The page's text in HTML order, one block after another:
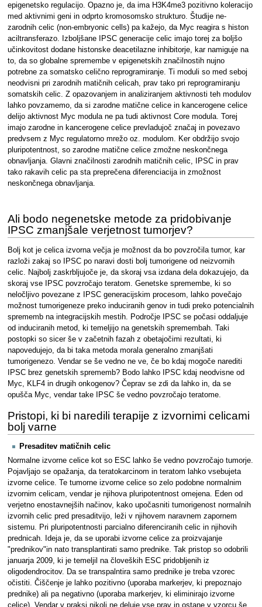
epigenetsko regulacijo. Opazno je, da ima H3K4me3 pozitivno koleracijo
med aktivnimi geni in odprto kromosomsko strukturo. Študije ne-
zarodnih celic (non-embryonic cells) pa kažejo, da Myc reagira s histon
aciltransferazo. Izboljšane IPSC generacije celic imajo torej za boljšo
učinkovitost dodane histonske deacetilazne inhibitorje, kar namiguje na
to, da so globalne spremembe v epigenetskih značilnostih nujno
potrebne za somatsko celično reprogramiranje. Ti moduli so med seboj
neodvisni pri zarodnih matičnih celicah, prav tako pri reprogramiranju
somatskih celic. Z opazovanjem in analiziranjem aktivnosti teh modulov
lahko povzamemo, da si zarodne matične celice in kancerogene celice
delijo aktivnost Myc modula ne pa tudi aktivnost Core modula. Torej
imajo zarodne in kancerogene celice prevladujoč značaj in povezavo
predvsem z Myc regulatorno mrežo oz. modulom. Ker obdržijo svojo
pluripotentnost, so zarodne matične celice zmožne neskončnega
obnavljanja. Glavni značilnosti zarodnih matičnih celic, IPSC in prav
tako rakavih celic pa sta preprečena diferenciacija in zmožnost
neskončnega obnavljanja.
Ali bodo negenetske metode za pridobivanje
IPSC zmanjšale verjetnost tumorjev?
Bolj kot je celica izvorna večja je možnost da bo povzročila tumor, kar
razloži zakaj so IPSC po naravi dosti bolj tumorigene od neizvornih
celic. Najbolj zaskrbljujoče je, da skoraj vsa izdana dela dokazujejo, da
skoraj vse IPSC povzročajo teratom. Genetske spremembe, ki so
neločljivo povezane z IPSC generacijskim procesom, lahko povečajo
možnost tumorigeneze preko induciranih genov in tudi preko potencialnih
sprememb na integracijskih mestih. Področje IPSC se počasi oddaljuje
od induciranih metod, ki temeljijo na genetskih spremembah. Taki
postopki so sicer še v začetnih fazah z obetajočimi rezultati, ki
napovedujejo, da bi taka metoda morala generalno zmanjšati
tumorigenezo. Vendar se še vedno ne ve, če bo kdaj mogoče narediti
IPSC brez genetskih sprememb? Bodo lahko IPSC kdaj neodvisne od
Myc, KLF4 in drugih onkogenov? Čeprav se zdi da lahko in, da se
opušča Myc, vendar take IPSC še vedno povzročajo teratome.
Pristopi, ki bi naredili terapije z izvornimi celicami
bolj varne
Presaditev matičnih celic
Normalne izvorne celice kot so ESC lahko še vedno povzročajo tumorje.
Pojavljajo se opažanja, da teratokarcinom in teratom lahko vsebujeta
izvorne celice. Te tumorne izvorne celice so zelo podobne normalnim
izvornim celicam, vendar je njihova pluripotentnost omejena. Eden od
verjetno enostavnejših načinov, kako upočasniti tumorigenost normalnih
izvornih celic pred presaditvijo, leži v njihovem naravnem zapornem
sistemu. Pri pluripotentnosti parcialno diferenciranih celic in njihovih
prednicah. Ideja je, da se uporabi izvorne celice za proizvajanje
"prednikov"in nato transplantirati samo prednike. Tak pristop so odobrili
januarja 2009, ki je temeljil na človeških ESC pridobljenih iz
oligodendrocitov. Da se transpalntira samo prednike je treba vzorec
očistiti. Čiščenje je lahko pozitivno (uporaba markerjev, ki prepoznajo
prednike) ali pa negativno (uporaba markerjev, ki eliminirajo izvorne